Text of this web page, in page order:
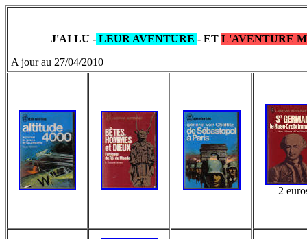
J'AI LU - LEUR AVENTURE - ET L'AVENTURE
A jour au 27/04/2010
2